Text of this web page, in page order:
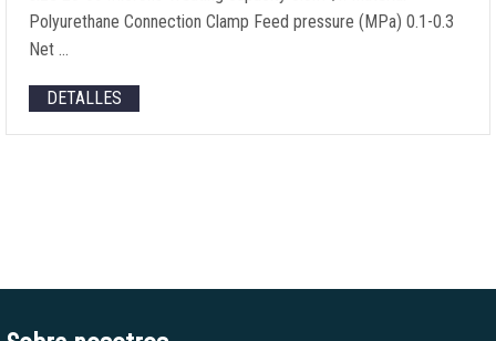
Polyurethane Connection Clamp Feed pressure (MPa) 0.1-0.3
Net …
DETALLES